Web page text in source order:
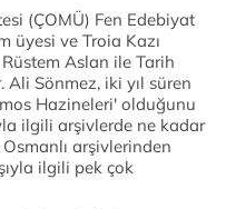
(ÇOMÜ) Fen Edebiyat
üyesi ve Troia Kazı
Rüstem Aslan ile Tarih
Ali Sönmez, iki yıl süren
Hazineleri' olduğunu
ilgili arşivlerde ne kadar
arşivlerinden
ilgili pek çok